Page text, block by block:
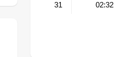
31 02:32